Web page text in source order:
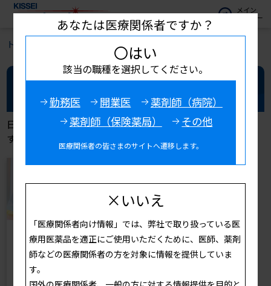
メイン
メニュー
トップ
日頃の診療に役立つ情報を記事や動画でご紹介していま
す。
診療サポート
各領域の疾患情報だけ
でなく、施設の取り組
高齢者の虐待を防
ぐために
あなたは医療関係者ですか？
〇はい
該当の職種を選択してください。
勤務医 開業医
薬剤師（病院）
薬剤師（保険薬局）
その他
医療関係者の皆さまのサイトへ遷移します。
×いいえ
「医療関係者向け情報」では、弊社で取り扱っている医
療用医薬品を適正にご使用いただくために、医師、薬剤
師などの医療関係者の方を対象に情報を提供していま
す。